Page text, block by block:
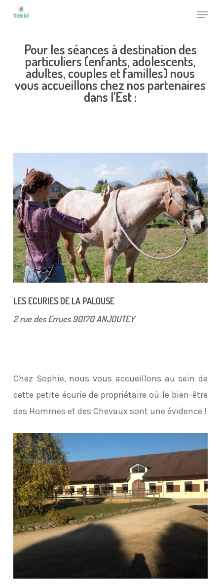
content
Menu
Pour les séances à destination des
particuliers (enfants, adolescents,
adultes, couples et familles) nous
vous accueillons chez nos partenaires
dans l’Est :
LES ECURIES DE LA PALOUSE
2 rue des Errues 90170 ANJOUTEY
Chez Sophie, nous vous accueillons au sein de
cette petite écurie de propriétaire où le bien-être
des Hommes et des Chevaux sont une évidence !
Menu